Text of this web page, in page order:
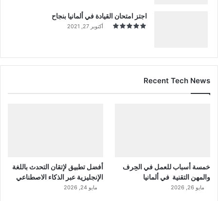
اجتز امتحان القيادة في ألمانيا بنجاح
أكتوبر 27, 2021
Recent Tech News
خمسة أسباب للعمل في الحِرف
والمهن التقنية في ألمانيا
مايو 26, 2026
أفضل تطبيق لإتقان التحدث باللغة
الإنجليزية عبر الذكاء الاصطناعي
مايو 24, 2026